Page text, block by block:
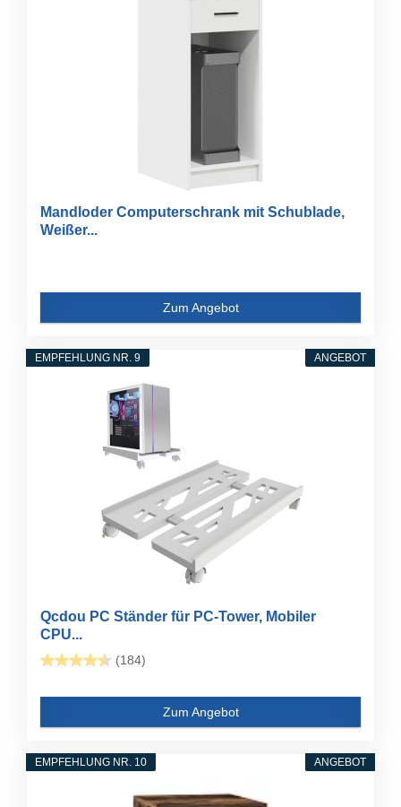
Mandloder Computerschrank mit Schublade,
Weißer...
Zum Angebot
ANGEBOT
EMPFEHLUNG NR. 9
Qcdou PC Ständer für PC-Tower, Mobiler
CPU...
(184)
Zum Angebot
ANGEBOT
EMPFEHLUNG NR. 10